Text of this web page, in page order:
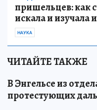
пришельцев: как
искала и изучала
НАУКА
ЧИТАЙТЕ ТАКЖЕ
В Энгельсе из
протестующих